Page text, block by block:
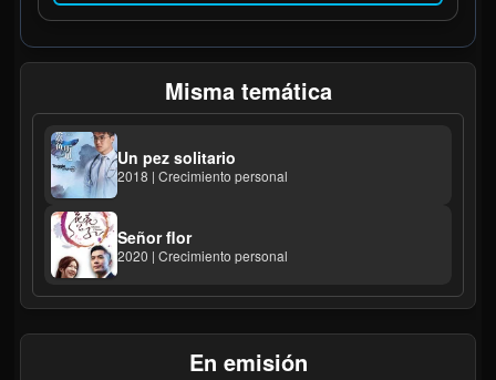
Misma temática
Un pez solitario
2018 | Crecimiento personal
Señor flor
2020 | Crecimiento personal
En emisión